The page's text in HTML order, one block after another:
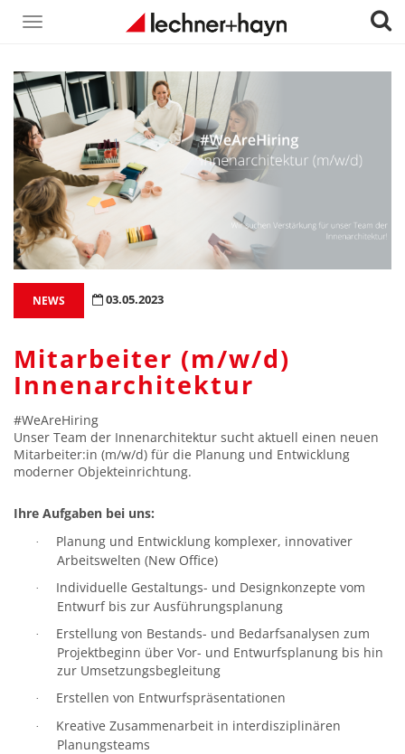
Toggle
NEWS 03.05.2023
Mitarbeiter (m/w/d)
Innenarchitektur
#WeAreHiring
Unser Team der Innenarchitektur sucht aktuell einen neuen
Mitarbeiter:in (m/w/d) für die Planung und Entwicklung
moderner Objekteinrichtung.
Ihre Aufgaben bei uns:
·
Planung und Entwicklung komplexer, innovativer
Arbeitswelten (New Office)
·
Individuelle Gestaltungs- und Designkonzepte vom
Entwurf bis zur Ausführungsplanung
·
Erstellung von Bestands- und Bedarfsanalysen zum
Projektbeginn über Vor- und Entwurfsplanung bis hin
zur Umsetzungsbegleitung
· Erstellen von Entwurfspräsentationen
·
Kreative Zusammenarbeit in interdisziplinären
Planungsteams